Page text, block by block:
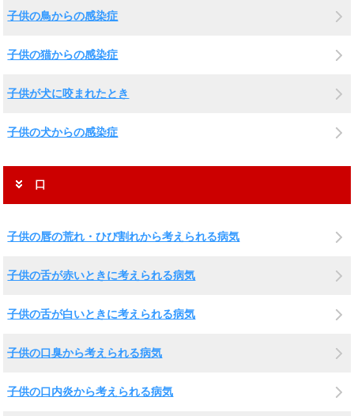
子供の鳥からの感染症
子供の猫からの感染症
子供が犬に咬まれたとき
子供の犬からの感染症
口
子供の唇の荒れ・ひび割れから考えられる病気
子供の舌が赤いときに考えられる病気
子供の舌が白いときに考えられる病気
子供の口臭から考えられる病気
子供の口内炎から考えられる病気